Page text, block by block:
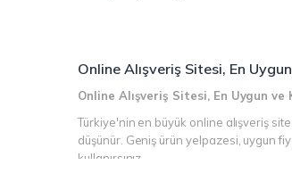
Online Alışveriş Sitesi, En
Online Alışveriş Sitesi, En Uygun
Türkiye'nin en büyük online alışveriş
düşünür. Geniş ürün yelpazesi, uygun
kullanırsınız.